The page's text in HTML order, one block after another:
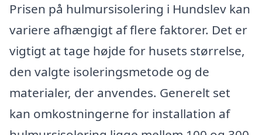
Prisen på hulmursisolering i Hundslev kan
variere afhængigt af flere faktorer. Det er
vigtigt at tage højde for husets størrelse,
den valgte isoleringsmetode og de
materialer, der anvendes. Generelt set
kan omkostningerne for installation af